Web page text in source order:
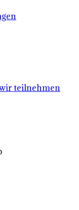
teilnehmen